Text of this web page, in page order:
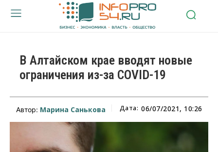
В Алтайском крае вводят новые
ограничения из-за COVID-19
Автор: Марина Санькова Дата: 06/07/2021, 10:26